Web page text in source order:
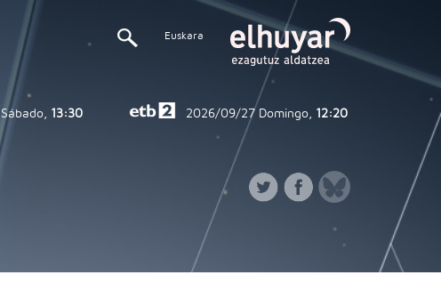
Euskara
Sábado, 13:30 2026/09/27 Domingo, 12:20